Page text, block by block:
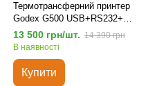
Термотрансферний принтер
Godex G500 USB+RS232+
Ethernet
13 500 грн/шт. 14 390 грн
В наявності
Купити